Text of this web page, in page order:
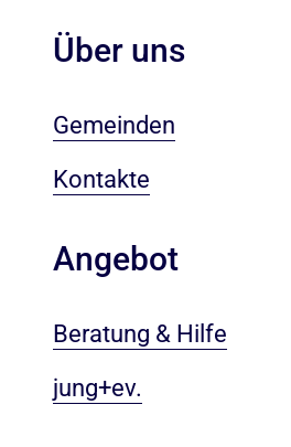
Über uns
Gemeinden
Kontakte
Angebot
Beratung & Hilfe
jung+ev.